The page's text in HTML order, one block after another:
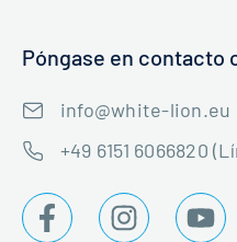
Póngase en contacto
info@white-lion.eu
+49 6151 6066820